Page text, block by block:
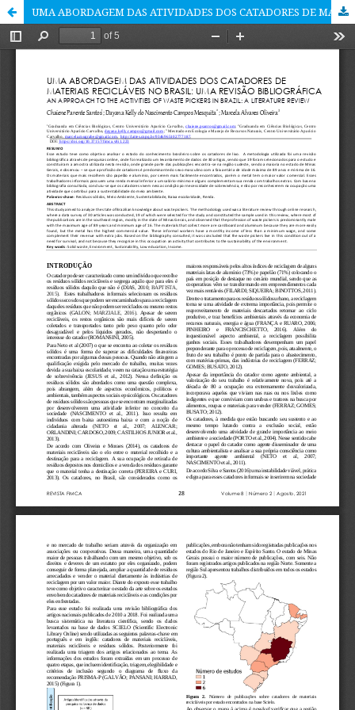
UMA ABORDAGEM DAS ATIVIDADES DOS CATADORES DE MATERIAIS RECICLÁVEIS NO BRASIL: UMA REVISÃO BIBLIOGRÁFICA